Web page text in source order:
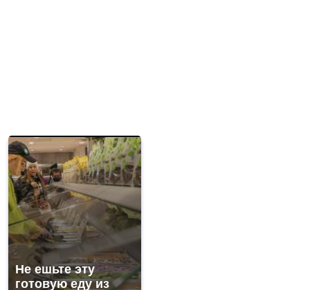
Не ешьте эту
готовую еду из